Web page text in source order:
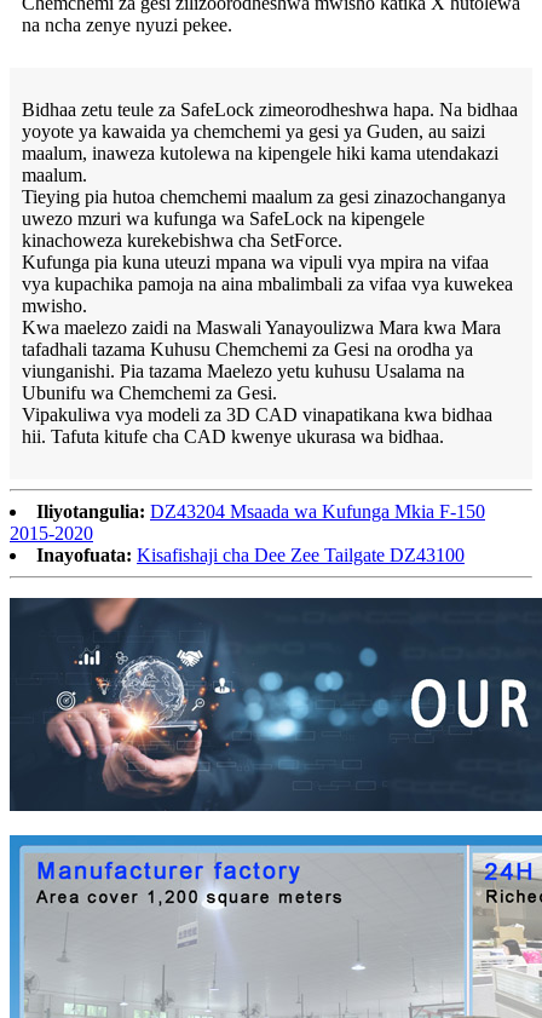
na ncha zenye nyuzi pekee.
Bidhaa zetu teule za SafeLock zimeorodheshwa hapa. Na bidhaa
yoyote ya kawaida ya chemchemi ya gesi ya Guden, au saizi
maalum, inaweza kutolewa na kipengele hiki kama utendakazi
maalum.
Tieying pia hutoa chemchemi maalum za gesi zinazochanganya
uwezo mzuri wa kufunga wa SafeLock na kipengele
kinachoweza kurekebishwa cha SetForce.
Kufunga pia kuna uteuzi mpana wa vipuli vya mpira na vifaa
vya kupachika pamoja na aina mbalimbali za vifaa vya kuwekea
mwisho.
Kwa maelezo zaidi na Maswali Yanayoulizwa Mara kwa Mara
tafadhali tazama Kuhusu Chemchemi za Gesi na orodha ya
viunganishi. Pia tazama Maelezo yetu kuhusu Usalama na
Ubunifu wa Chemchemi za Gesi.
Vipakuliwa vya modeli za 3D CAD vinapatikana kwa bidhaa
hii. Tafuta kitufe cha CAD kwenye ukurasa wa bidhaa.
Iliyotangulia: DZ43204 Msaada wa Kufunga Mkia F-150
2015-2020
Inayofuata: Kisafishaji cha Dee Zee Tailgate DZ43100